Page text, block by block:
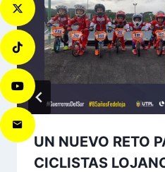
UN NUEVO RETO
CICLISTAS